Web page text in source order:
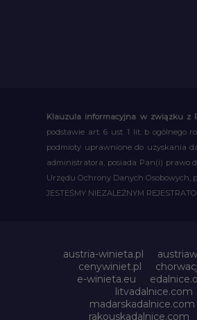
Klauzula informacyjna w związku z
podstawie art. 6 ust. 1 lit. b ogólnego
podmioty uprawnione do uzyskania
administratora, posiada Pan(i) prawo
Urzędu Ochrony Danych Osobowych,
JESTEŚMY NIEZALEŻNYM
austria-winieta.pl
cenywiniet.pl
e-winieta.eu
litvadalnice.com
madarskadalnice.com
rakouskadalnice.com